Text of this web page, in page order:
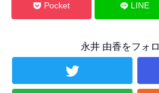
Pocket LINE
永井 由香をフォ